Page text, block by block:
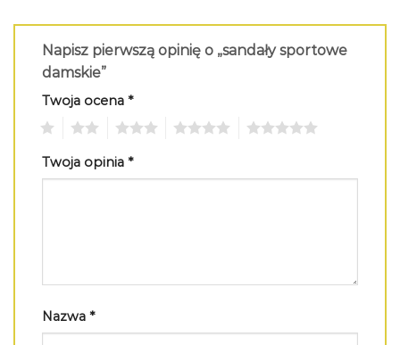
Napisz pierwszą opinię o „sandały sportowe
damskie”
Twoja ocena *
Twoja opinia *
Nazwa *